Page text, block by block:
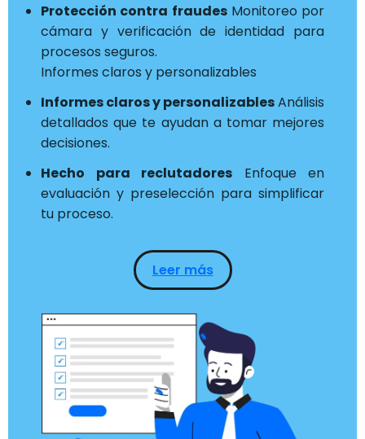
Protección contra fraudesMonitoreo por
cámara y verificación de identidad para
procesos seguros.
Informes claros y personalizables
Informes claros y personalizablesAnálisis
detallados que te ayudan a tomar mejores
decisiones.
Hecho para reclutadores Enfoque en
evaluación y preselección para simplificar
tu proceso.
Leer más